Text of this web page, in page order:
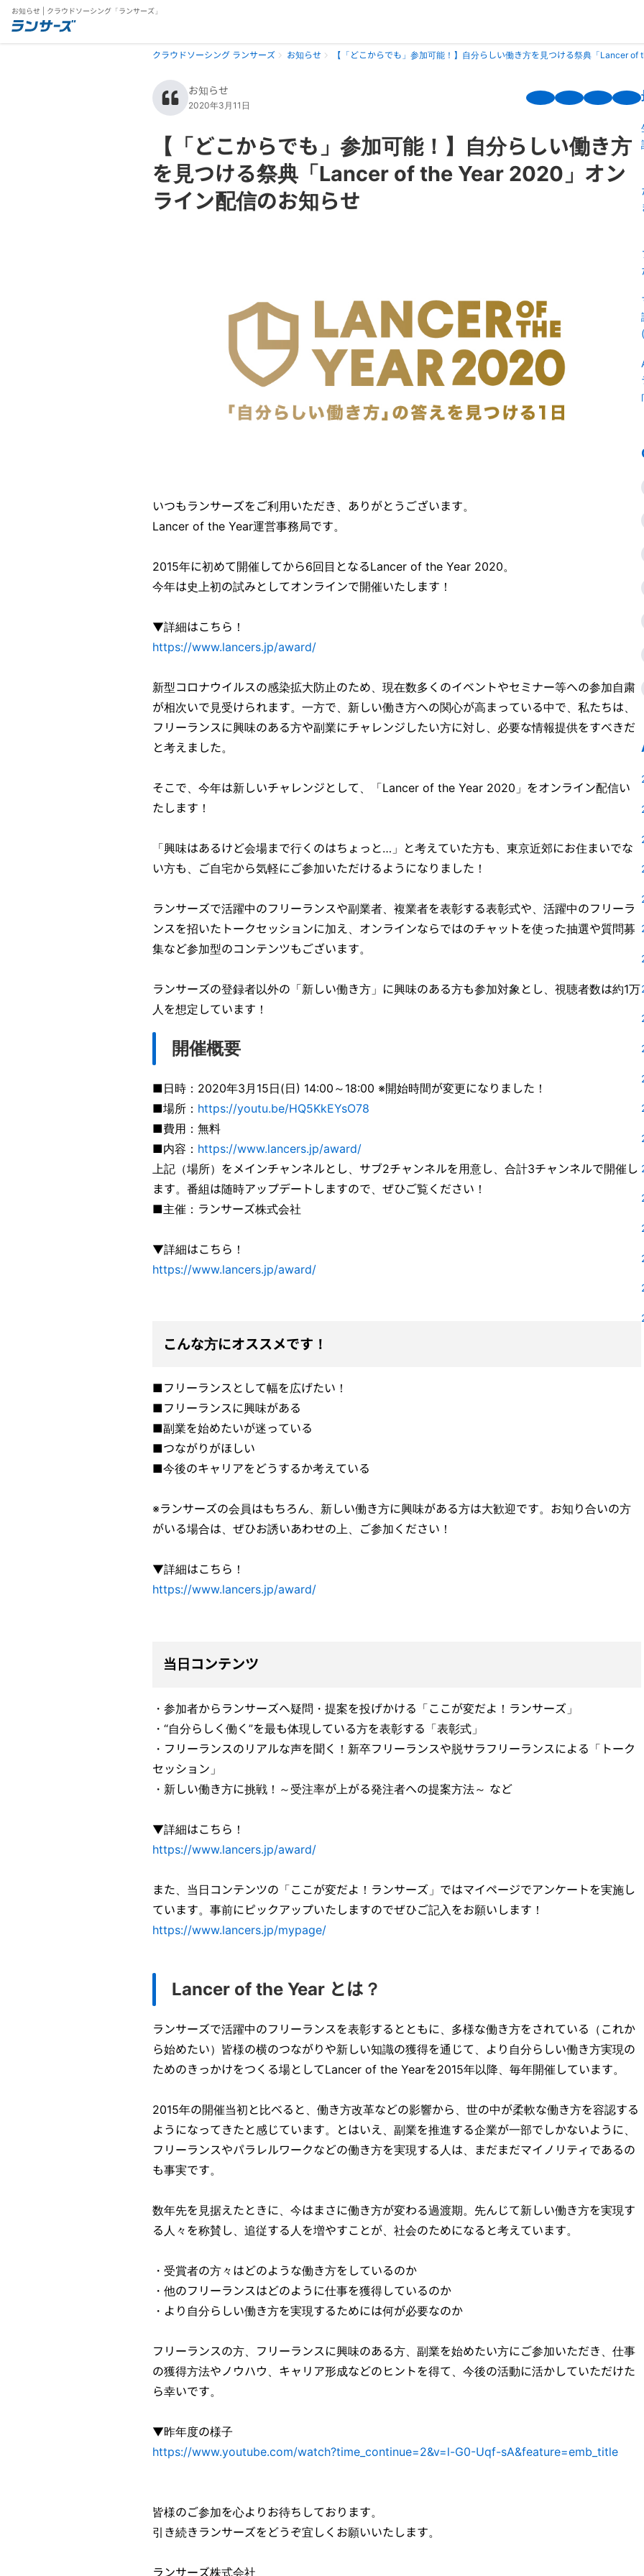
お知らせ | クラウドソーシング「ランサーズ」
クラウドソーシング ランサーズ お知らせ 【「どこからでも」参加可能！】自分らしい働き方を見つける祭典「Lancer
お知らせ
2020年3月11日
【「どこからでも」参加可能！】自分らしい働き方
を見つける祭典「Lancer of the Year 2020」オン
ライン配信のお知らせ
いつもランサーズをご利用いただき、ありがとうございます。
Lancer of the Year運営事務局です。
2015年に初めて開催してから6回目となるLancer of the Year 2020。
今年は史上初の試みとしてオンラインで開催いたします！
▼詳細はこちら！
https://www.lancers.jp/award/
新型コロナウイルスの感染拡大防止のため、現在数多くのイベントやセミナー等への参加自粛
が相次いで見受けられます。一方で、新しい働き方への関心が高まっている中で、私たちは、
フリーランスに興味のある方や副業にチャレンジしたい方に対し、必要な情報提供をすべきだ
と考えました。
そこで、今年は新しいチャレンジとして、「Lancer of the Year 2020」をオンライン配信い
たします！
「興味はあるけど会場まで行くのはちょっと…」と考えていた方も、東京近郊にお住まいでな
い方も、ご自宅から気軽にご参加いただけるようになりました！
ランサーズで活躍中のフリーランスや副業者、複業者を表彰する表彰式や、活躍中のフリーラ
ンスを招いたトークセッションに加え、オンラインならではのチャットを使った抽選や質問募
集など参加型のコンテンツもございます。
ランサーズの登録者以外の「新しい働き方」に興味のある方も参加対象とし、視聴者数は約1万
人を想定しています！
開催概要
■日時：2020年3月15日(日) 14:00～18:00 ※開始時間が変更になりました！
■場所： https://youtu.be/HQ5KkEYsO78
■費用：無料
■内容： https://www.lancers.jp/award/
上記（場所）をメインチャンネルとし、サブ2チャンネルを用意し、合計3チャンネルで開催し
ます。番組は随時アップデートしますので、ぜひご覧ください！
■主催：ランサーズ株式会社
▼詳細はこちら！
https://www.lancers.jp/award/
こんな方にオススメです！
■フリーランスとして幅を広げたい！
■フリーランスに興味がある
■副業を始めたいが迷っている
■つながりがほしい
■今後のキャリアをどうするか考えている
※ランサーズの会員はもちろん、新しい働き方に興味がある方は大歓迎です。お知り合いの方
がいる場合は、ぜひお誘いあわせの上、ご参加ください！
▼詳細はこちら！
https://www.lancers.jp/award/
当日コンテンツ
・参加者からランサーズへ疑問・提案を投げかける「ここが変だよ！ランサーズ」
・“自分らしく働く”を最も体現している方を表彰する「表彰式」
・フリーランスのリアルな声を聞く！新卒フリーランスや脱サラフリーランスによる「トーク
セッション」
・新しい働き方に挑戦！～受注率が上がる発注者への提案方法～ など
▼詳細はこちら！
https://www.lancers.jp/award/
また、当日コンテンツの「ここが変だよ！ランサーズ」ではマイページでアンケートを実施し
ています。事前にピックアップいたしますのでぜひご記入をお願いします！
https://www.lancers.jp/mypage/
Lancer of the Year とは？
ランサーズで活躍中のフリーランスを表彰するとともに、多様な働き方をされている（これか
ら始めたい）皆様の横のつながりや新しい知識の獲得を通じて、より自分らしい働き方実現の
ためのきっかけをつくる場としてLancer of the Yearを2015年以降、毎年開催しています。
2015年の開催当初と比べると、働き方改革などの影響から、世の中が柔軟な働き方を容認する
ようになってきたと感じています。とはいえ、副業を推進する企業が一部でしかないように、
フリーランスやパラレルワークなどの働き方を実現する人は、まだまだマイノリティであるの
も事実です。
数年先を見据えたときに、今はまさに働き方が変わる過渡期。先んじて新しい働き方を実現す
る人々を称賛し、追従する人を増やすことが、社会のためになると考えています。
・受賞者の方々はどのような働き方をしているのか
・他のフリーランスはどのように仕事を獲得しているのか
・より自分らしい働き方を実現するためには何が必要なのか
フリーランスの方、フリーランスに興味のある方、副業を始めたい方にご参加いただき、仕事
の獲得方法やノウハウ、キャリア形成などのヒントを得て、今後の活動に活かしていただけた
ら幸いです。
▼昨年度の様子
https://www.youtube.com/watch?time_continue=2&v=l-G0-Uqf-sA&feature=emb_title
皆様のご参加を心よりお待ちしております。
引き続きランサーズをどうぞ宜しくお願いいたします。
ランサーズ株式会社